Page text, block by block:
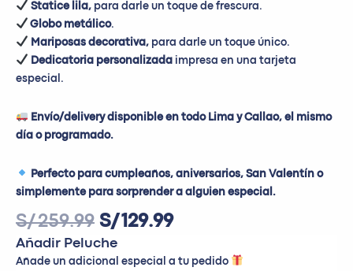
Statice lila, para darle un toque de frescura.
Globo metálico.
Mariposas decorativa, para darle un toque único.
Dedicatoria personalizadaimpresa en una tarjeta
especial.
Envío/delivery disponible en todo Lima y Callao, el mismo
día o programado.
Perfecto para cumpleaños, aniversarios, San Valentín o
simplemente para sorprender a alguien especial.
S/259.99 S/129.99
Añadir Peluche
Añade un adicional especial a tu pedido